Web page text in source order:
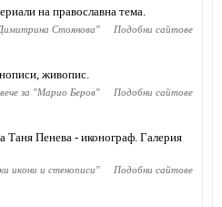
на православна тема.
Стоянова" Подобни сайтове
живопис.
за "Марио Беров" Подобни сайтове
Таня Пенева - иконограф. Галерия
икони и стенописи" Подобни сайтове